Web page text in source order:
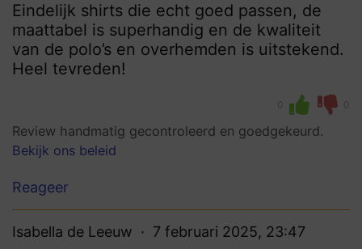
Eindelijk shirts die echt goed passen, de
maattabel is superhandig en de kwaliteit
van de polo’s en overhemden is uitstekend.
Heel tevreden!
0 0
Review handmatig gecontroleerd en goedgekeurd.
Bekijk ons beleid
Reageer
Isabella de Leeuw 7 februari 2025, 23:47